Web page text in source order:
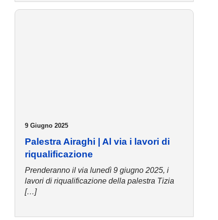
9 Giugno 2025
Palestra Airaghi | Al via i lavori di
riqualificazione
Prenderanno il via lunedì 9 giugno 2025, i
lavori di riqualificazione della palestra Tizia
[…]